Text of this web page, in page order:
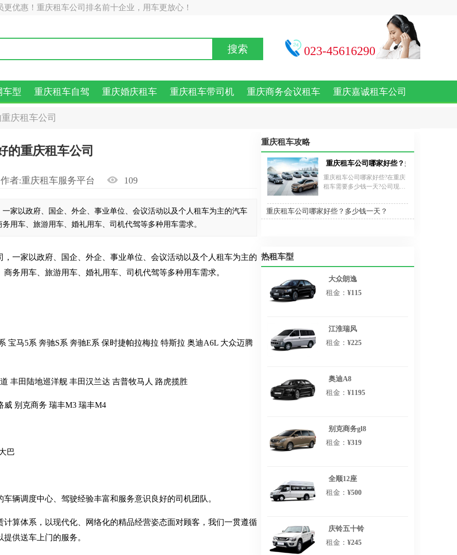
更优惠！重庆租车公司排名前十企业，用车更放心！
搜索 023-45616290
车型 重庆租车自驾 重庆婚庆租车 重庆租车带司机 重庆商务会议租车 重庆嘉诚租车公司
庆租车公司
的重庆租车公司
作者:重庆租车服务平台 109
家以政府、国企、外企、事业单位、会议活动以及个人租车为主的汽车
用车、旅游用车、婚礼用车、司机代驾等多种用车需求。
，一家以政府、国企、外企、事业单位、会议活动以及个人租车为主的
务用车、旅游用车、婚礼用车、司机代驾等多种用车需求。
马5系 奔驰S系 奔驰E系 保时捷帕拉梅拉 特斯拉 奥迪A6L 大众迈腾
田陆地巡洋舰 丰田汉兰达 吉普牧马人 路虎揽胜
别克商务 瑞丰M3 瑞丰M4
巴
调度中心、驾驶经验丰富和服务意识良好的司机团队。
体系，以现代化、网络化的精品经营姿态面对顾客，我们一贯遵循
供送车上门的服务。
重庆租车攻略
重庆租车公司哪家好些？多少钱一天？
重庆租车公司哪家好些?在重庆
租车需要多少钱一天?公司现有
面包车、越野车、皮卡车及大
中巴车等500余台，车型齐全，
重庆租车公司哪家好些？多少钱一天？
热租车型
大众朗逸
租金： ¥115
江淮瑞风
租金： ¥225
奥迪A8
租金： ¥1195
别克商务gl8
租金： ¥319
全顺12座
租金： ¥500
庆铃五十铃
租金： ¥245